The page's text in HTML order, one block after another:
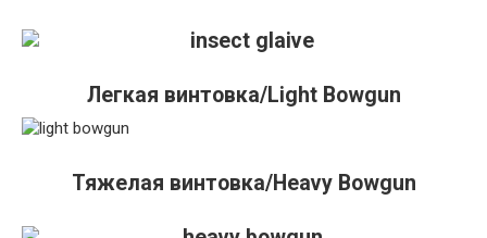
Легкая винтовка/Light Bowgun
Тяжелая винтовка/Heavy Bowgun